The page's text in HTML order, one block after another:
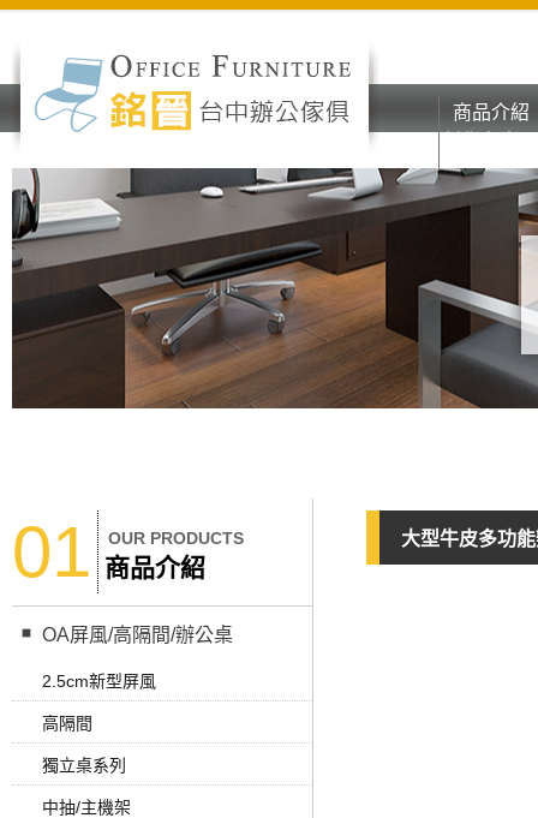
商品介紹
辦公家具
彰化台中
辦公家具
01 OUR PRODUCTS
商品介紹
OA屏風/高隔間/辦公桌
2.5cm新型屏風
高隔間
獨立桌系列
中抽/主機架
大型牛皮多功